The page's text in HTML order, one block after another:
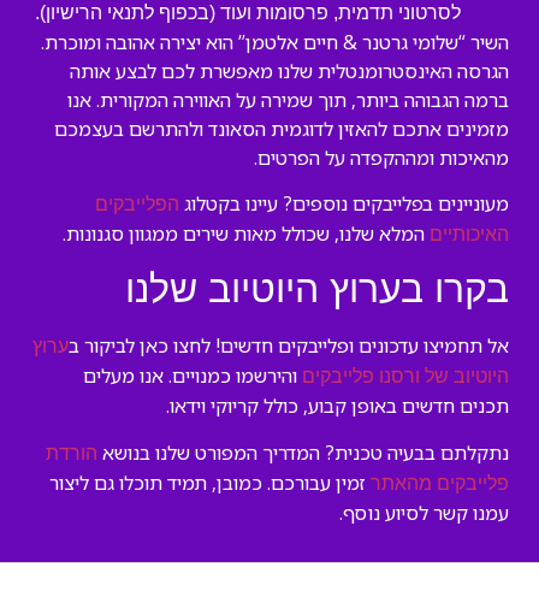
לסרטוני תדמית, פרסומות ועוד (בכפוף לתנאי הרישיון).
השיר “שלומי גרטנר & חיים אלטמן” הוא יצירה אהובה ומוכרת.
הגרסה האינסטרומנטלית שלנו מאפשרת לכם לבצע אותה
ברמה הגבוהה ביותר, תוך שמירה על האווירה המקורית. אנו
מזמינים אתכם להאזין לדוגמית הסאונד ולהתרשם בעצמכם
מהאיכות ומההקפדה על הפרטים.
מעוניינים בפלייבקים נוספים? עיינו בקטלוג הפלייבקים
האיכותיים המלא שלנו, שכולל מאות שירים ממגוון סגנונות.
בקרו בערוץ היוטיוב שלנו
אל תחמיצו עדכונים ופלייבקים חדשים! לחצו כאן לביקור בערוץ
היוטיוב של ורסנו פלייבקים והירשמו כמנויים. אנו מעלים
תכנים חדשים באופן קבוע, כולל קריוקי וידאו.
נתקלתם בבעיה טכנית? המדריך המפורט שלנו בנושא הורדת
פלייבקים מהאתר זמין עבורכם. כמובן, תמיד תוכלו גם ליצור
עמנו קשר לסיוע נוסף.